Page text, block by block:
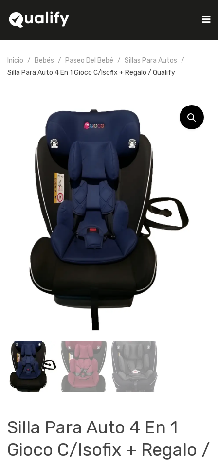
Inicio Bebés Paseo Del Bebé
Sillas Para Autos
Silla Para Auto 4 En 1 Gioco C/isofix + Regalo / Qualify
Silla Para Auto 4 En 1
Gioco C/isofix + Regalo /